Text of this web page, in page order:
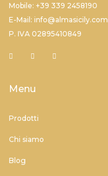
Mobile: +39 339 2458190
E-Mail: info@almasicily.com
P. IVA 02895410849
Menu
Prodotti
Chi siamo
Blog